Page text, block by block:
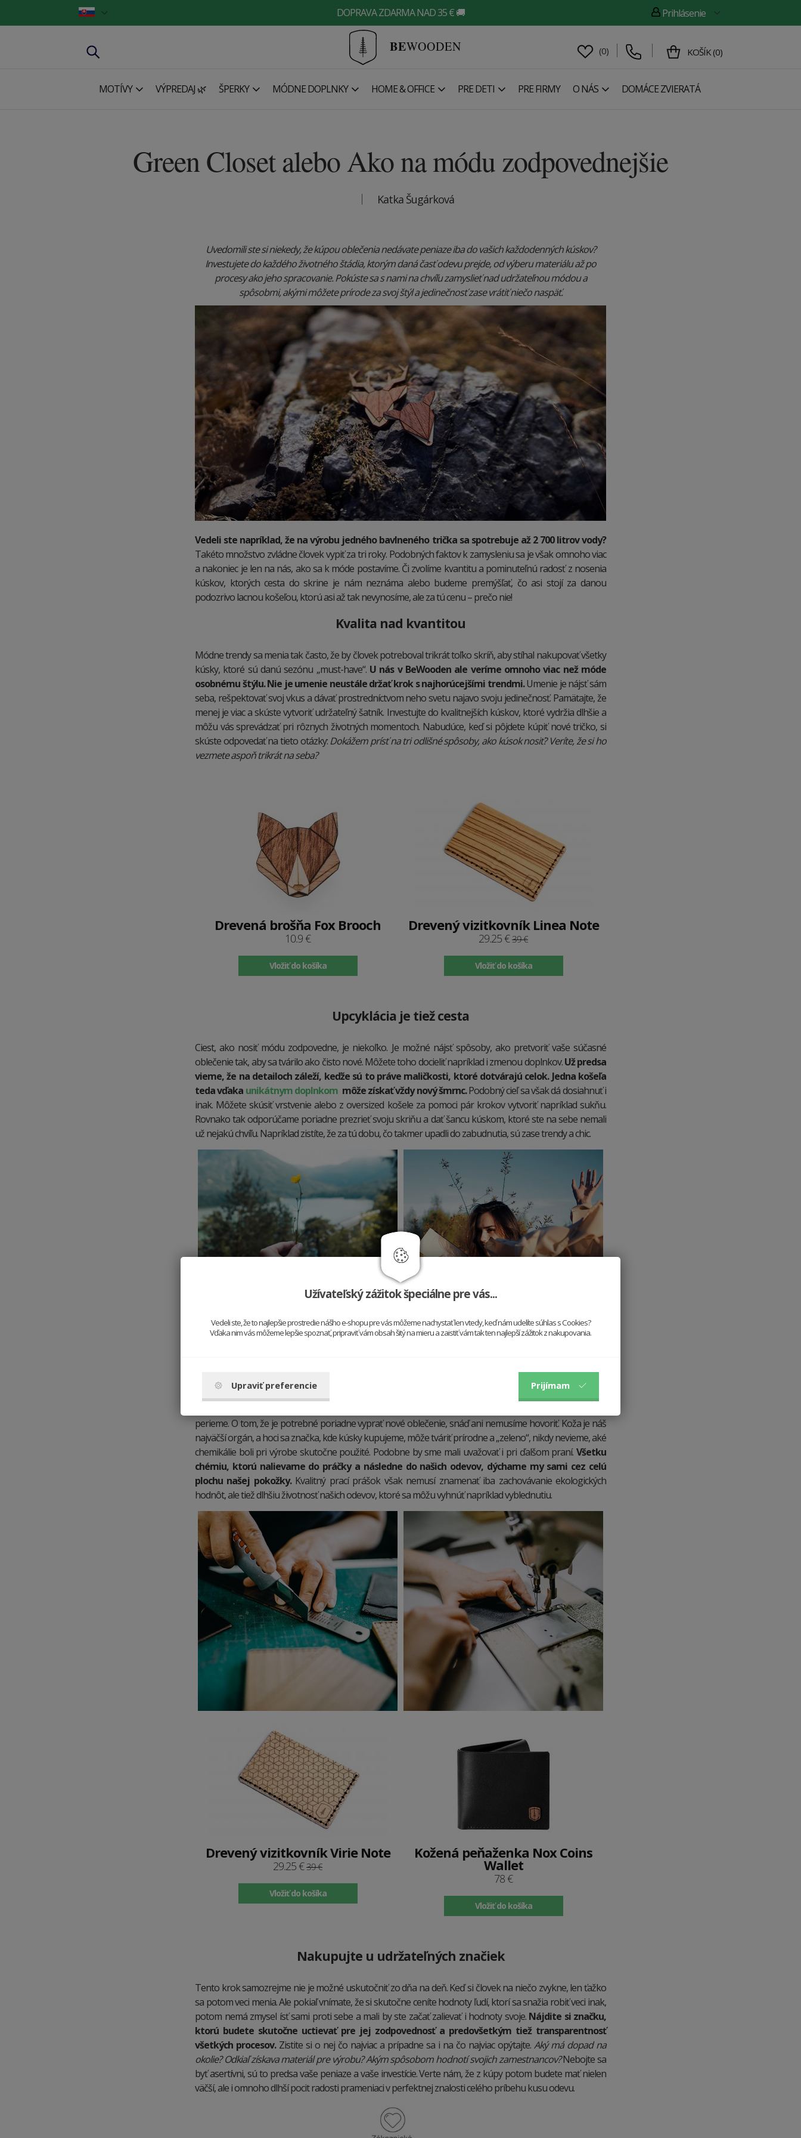
DOPRAVA ZDARMA NAD 35 € 🚚 Prihlásenie
BEWOODEN (0) KOŠÍK (0)
MOTÍVY VÝPREDAJ 🌿 ŠPERKY MÓDNE DOPLNKY HOME & OFFICE PRE DETI PRE FIRMY O NÁS DOMÁCE ZVIERATÁ
Green Closet alebo Ako na módu zodpovednejšie
Katka Šugárková
Uvedomili ste si niekedy, že kúpou oblečenia nedávate peniaze iba do vašich každodenných kúskov?
Investujete do každého životného štádia, ktorým daná časť odevu prejde, od výberu materiálu až po
procesy ako jeho spracovanie. Pokúste sa s nami na chvíľu zamyslieť nad udržateľnou módou a
spôsobmi, akými môžete prírode za svoj štýl a jedinečnosť zase vrátiť niečo naspäť.
Vedeli ste napríklad, že na výrobu jedného bavlneného trička sa spotrebuje až 2 700 litrov vody?
Takéto množstvo zvládne človek vypiť za tri roky. Podobných faktov k zamysleniu sa je však omnoho viac
a nakoniec je len na nás, ako sa k móde postavíme. Či zvolíme kvantitu a pominuteľnú radosť z nosenia
kúskov, ktorých cesta do skrine je nám neznáma alebo budeme premýšľať, čo asi stojí za danou
podozrivo lacnou košeľou, ktorú asi až tak nevynosíme, ale za tú cenu – prečo nie!
Kvalita nad kvantitou
Módne trendy sa menia tak často, že by človek potreboval trikrát toľko skríň, aby stíhal nakupovať všetky
kúsky, ktoré sú danú sezónu „must-have“. U nás v BeWooden ale veríme omnoho viac než móde
osobnému štýlu. Nie je umenie neustále držať krok s najhorúcejšími trendmi.Umenie je nájsť sám
seba, rešpektovať svoj vkus a dávať prostredníctvom neho svetu najavo svoju jedinečnosť. Pamätajte, že
menej je viac a skúste vytvoriť udržateľný šatník. Investujte do kvalitnejších kúskov, ktoré vydržia dlhšie a
môžu vás sprevádzať pri rôznych životných momentoch. Nabudúce, keď si pôjdete kúpiť nové tričko, si
skúste odpovedať na tieto otázky:Dokážem prísť na tri odlišné spôsoby, ako kúsok nosiť? Veríte, že si ho
vezmete aspoň trikrát na seba?
Drevená brošňa Fox Brooch
10.9 €
Vložiť do košíka
Drevený vizitkovník Linea Note
29.25 €39 €
Vložiť do košíka
Upcyklácia je tiež cesta
Ciest, ako nosiť módu zodpovedne, je niekoľko. Je možné nájsť spôsoby, ako pretvoriť vaše súčasné
oblečenie tak, aby sa tvárilo ako čisto nové. Môžete toho docieliť napríklad i zmenou doplnkov.Už predsa
vieme, že na detailoch záleží, keďže sú to práve maličkosti, ktoré dotvárajú celok. Jedna košeľa
teda vďaka unikátnym doplnkom môže získať vždy nový šmrnc.Podobný cieľ sa však dá dosiahnuť i
inak. Môžete skúsiť vrstvenie alebo z oversized košele za pomoci pár krokov vytvoriť napríklad sukňu.
Rovnako tak odporúčame poriadne prezrieť svoju skriňu a dať šancu kúskom, ktoré ste na sebe nemali
už nejakú chvíľu. Napríklad zistíte, že za tú dobu, čo takmer upadli do zabudnutia, sú zase trendy a chic.
perieme. O tom, že je potrebné poriadne vyprať nové oblečenie, snáď ani nemusíme hovoriť. Koža je náš
najväčší orgán, a hoci sa značka, kde kúsky kupujeme, môže tváriť prírodne a „zeleno“, nikdy nevieme, aké
chemikálie boli pri výrobe skutočne použité. Podobne by sme mali uvažovať i pri ďalšom praní. Všetku
chémiu, ktorú nalievame do práčky a následne do našich odevov, dýchame my sami cez celú
plochu našej pokožky.Kvalitný prací prášok však nemusí znamenať iba zachovávanie ekologických
hodnôt, ale tiež dlhšiu životnosť našich odevov, ktoré sa môžu vyhnúť napríklad vyblednutiu.
Drevený vizitkovník Virie Note
29.25 €39 €
Vložiť do košíka
Kožená peňaženka Nox Coins
Wallet
78 €
Vložiť do košíka
Nakupujte u udržateľných značiek
Tento krok samozrejme nie je možné uskutočniť zo dňa na deň. Keď si človek na niečo zvykne, len ťažko
sa potom veci menia. Ale pokiaľ vnímate, že si skutočne ceníte hodnoty ľudí, ktorí sa snažia robiť veci inak,
potom nemá zmysel ísť sami proti sebe a mali by ste začať zalievať i hodnoty svoje. Nájdite si značku,
ktorú budete skutočne uctievať pre jej zodpovednosť a predovšetkým tiež transparentnosť
všetkých procesov.Zistite si o nej čo najviac a prípadne sa i na čo najviac opýtajte. Aký má dopad na
okolie? Odkiaľ získava materiál pre výrobu? Akým spôsobom hodnotí svojich zamestnancov?Nebojte sa
byť asertívni, sú to predsa vaše peniaze a vaše investície. Verte nám, že z kúpy potom budete mať nielen
väčší, ale i omnoho dlhší pocit radosti prameniaci v perfektnej znalosti celého príbehu kusu odevu.
Užívateľský zážitok špeciálne pre vás...
Vedeli ste, že to najlepšie prostredie nášho e-shopu pre vás môžeme nachystať len vtedy, keď nám udelíte súhlas s Cookies?
Vďaka nim vás môžeme lepšie spoznať, pripraviť vám obsah šitý na mieru a zaistiť vám tak ten najlepší zážitok z nakupovania.
Upraviť preferencie Prijímam